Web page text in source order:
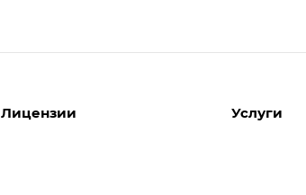
Лицензии Услуги